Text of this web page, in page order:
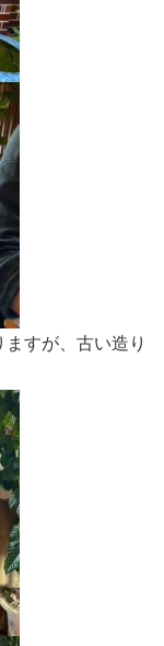
すが、古い造り